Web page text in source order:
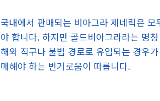
국내에서 판매되는 비아그라 제네릭은
야 합니다. 하지만 골드비아그라라는 명
해외 직구나 불법 경로로 유입되는 경우
매해야 하는 번거로움이 따릅니다.